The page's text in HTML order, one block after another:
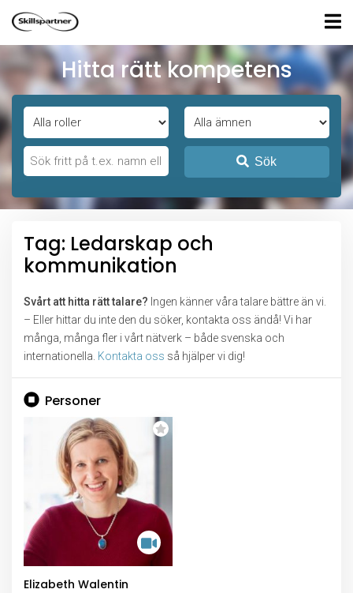
Hitta rätt kompetens
Sök
Tag: Ledarskap och
kommunikation
Svårt att hitta rätt talare? Ingen känner våra talare bättre än vi.
– Eller hittar du inte den du söker, kontakta oss ändå! Vi har
många, många fler i vårt nätverk – både svenska och
internationella. Kontakta oss så hjälper vi dig!
Personer
Elizabeth Walentin